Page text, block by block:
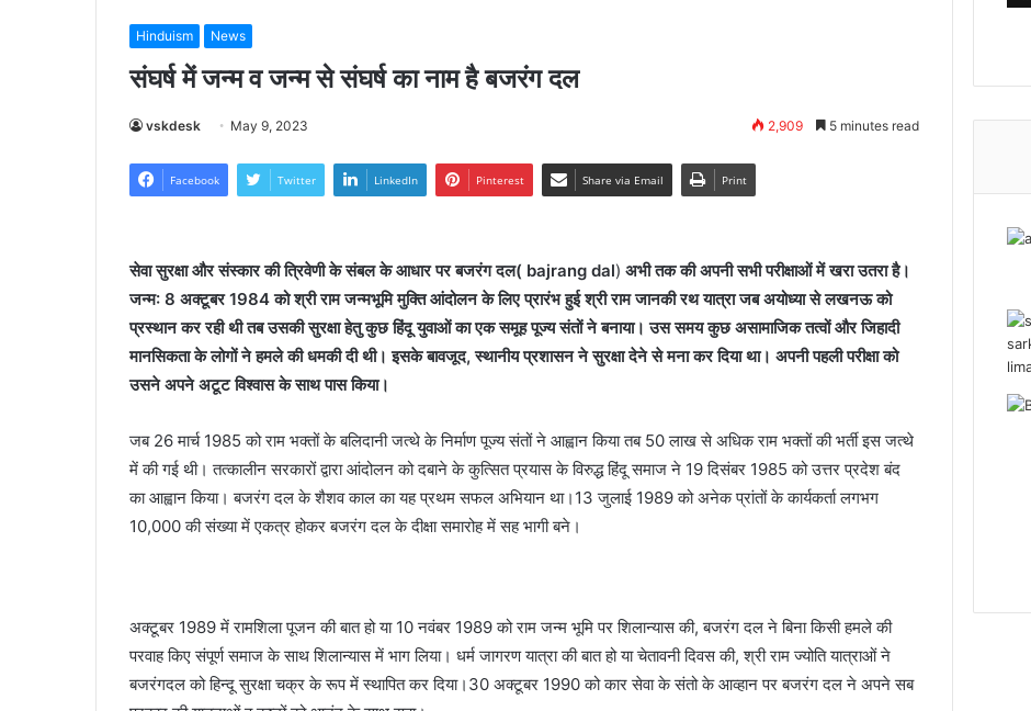
Hinduism News
संघर्ष में जन्म व जन्म से संघर्ष का नाम है बजरंग दल
vskdesk May 9, 2023 2,909 5 minutes read
Facebook Twitter LinkedIn Pinterest Share via Email Print
सेवा सुरक्षा और संस्कार की त्रिवेणी के संबल के आधार पर बजरंग दल( bajrang dal) अभी तक की अपनी सभी परीक्षाओं में खरा उतरा है।
जन्म: 8 अक्टूबर 1984 को श्री राम जन्मभूमि मुक्ति आंदोलन के लिए प्रारंभ हुई श्री राम जानकी रथ यात्रा जब अयोध्या से लखनऊ को
प्रस्थान कर रही थी तब उसकी सुरक्षा हेतु कुछ हिंदू युवाओं का एक समूह पूज्य संतों ने बनाया। उस समय कुछ असामाजिक तत्वों और जिहादी
मानसिकता के लोगों ने हमले की धमकी दी थी। इसके बावजूद, स्थानीय प्रशासन ने सुरक्षा देने से मना कर दिया था। अपनी पहली परीक्षा को
उसने अपने अटूट विश्वास के साथ पास किया।
जब 26 मार्च 1985 को राम भक्तों के बलिदानी जत्थे के निर्माण पूज्य संतों ने आह्वान किया तब 50 लाख से अधिक राम भक्तों की भर्ती इस जत्थे
में की गई थी। तत्कालीन सरकारों द्वारा आंदोलन को दबाने के कुत्सित प्रयास के विरुद्ध हिंदू समाज ने 19 दिसंबर 1985 को उत्तर प्रदेश बंद
का आह्वान किया। बजरंग दल के शैशव काल का यह प्रथम सफल अभियान था।13 जुलाई 1989 को अनेक प्रांतों के कार्यकर्ता लगभग
10,000 की संख्या में एकत्र होकर बजरंग दल के दीक्षा समारोह में सह भागी बने।
अक्टूबर 1989 में रामशिला पूजन की बात हो या 10 नवंबर 1989 को राम जन्म भूमि पर शिलान्यास की, बजरंग दल ने बिना किसी हमले की
परवाह किए संपूर्ण समाज के साथ शिलान्यास में भाग लिया। धर्म जागरण यात्रा की बात हो या चेतावनी दिवस की, श्री राम ज्योति यात्राओं ने
बजरंगदल को हिन्दू सुरक्षा चक्र के रूप में स्थापित कर दिया।30 अक्टूबर 1990 को कार सेवा के संतो के आव्हान पर बजरंग दल ने अपने सब